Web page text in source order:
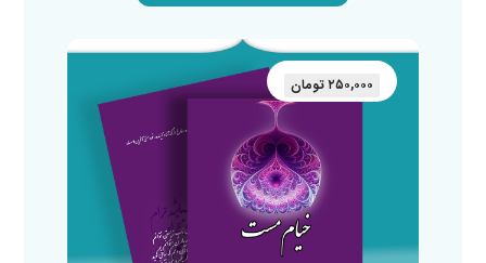
۲۵۰,۰۰۰ تومان